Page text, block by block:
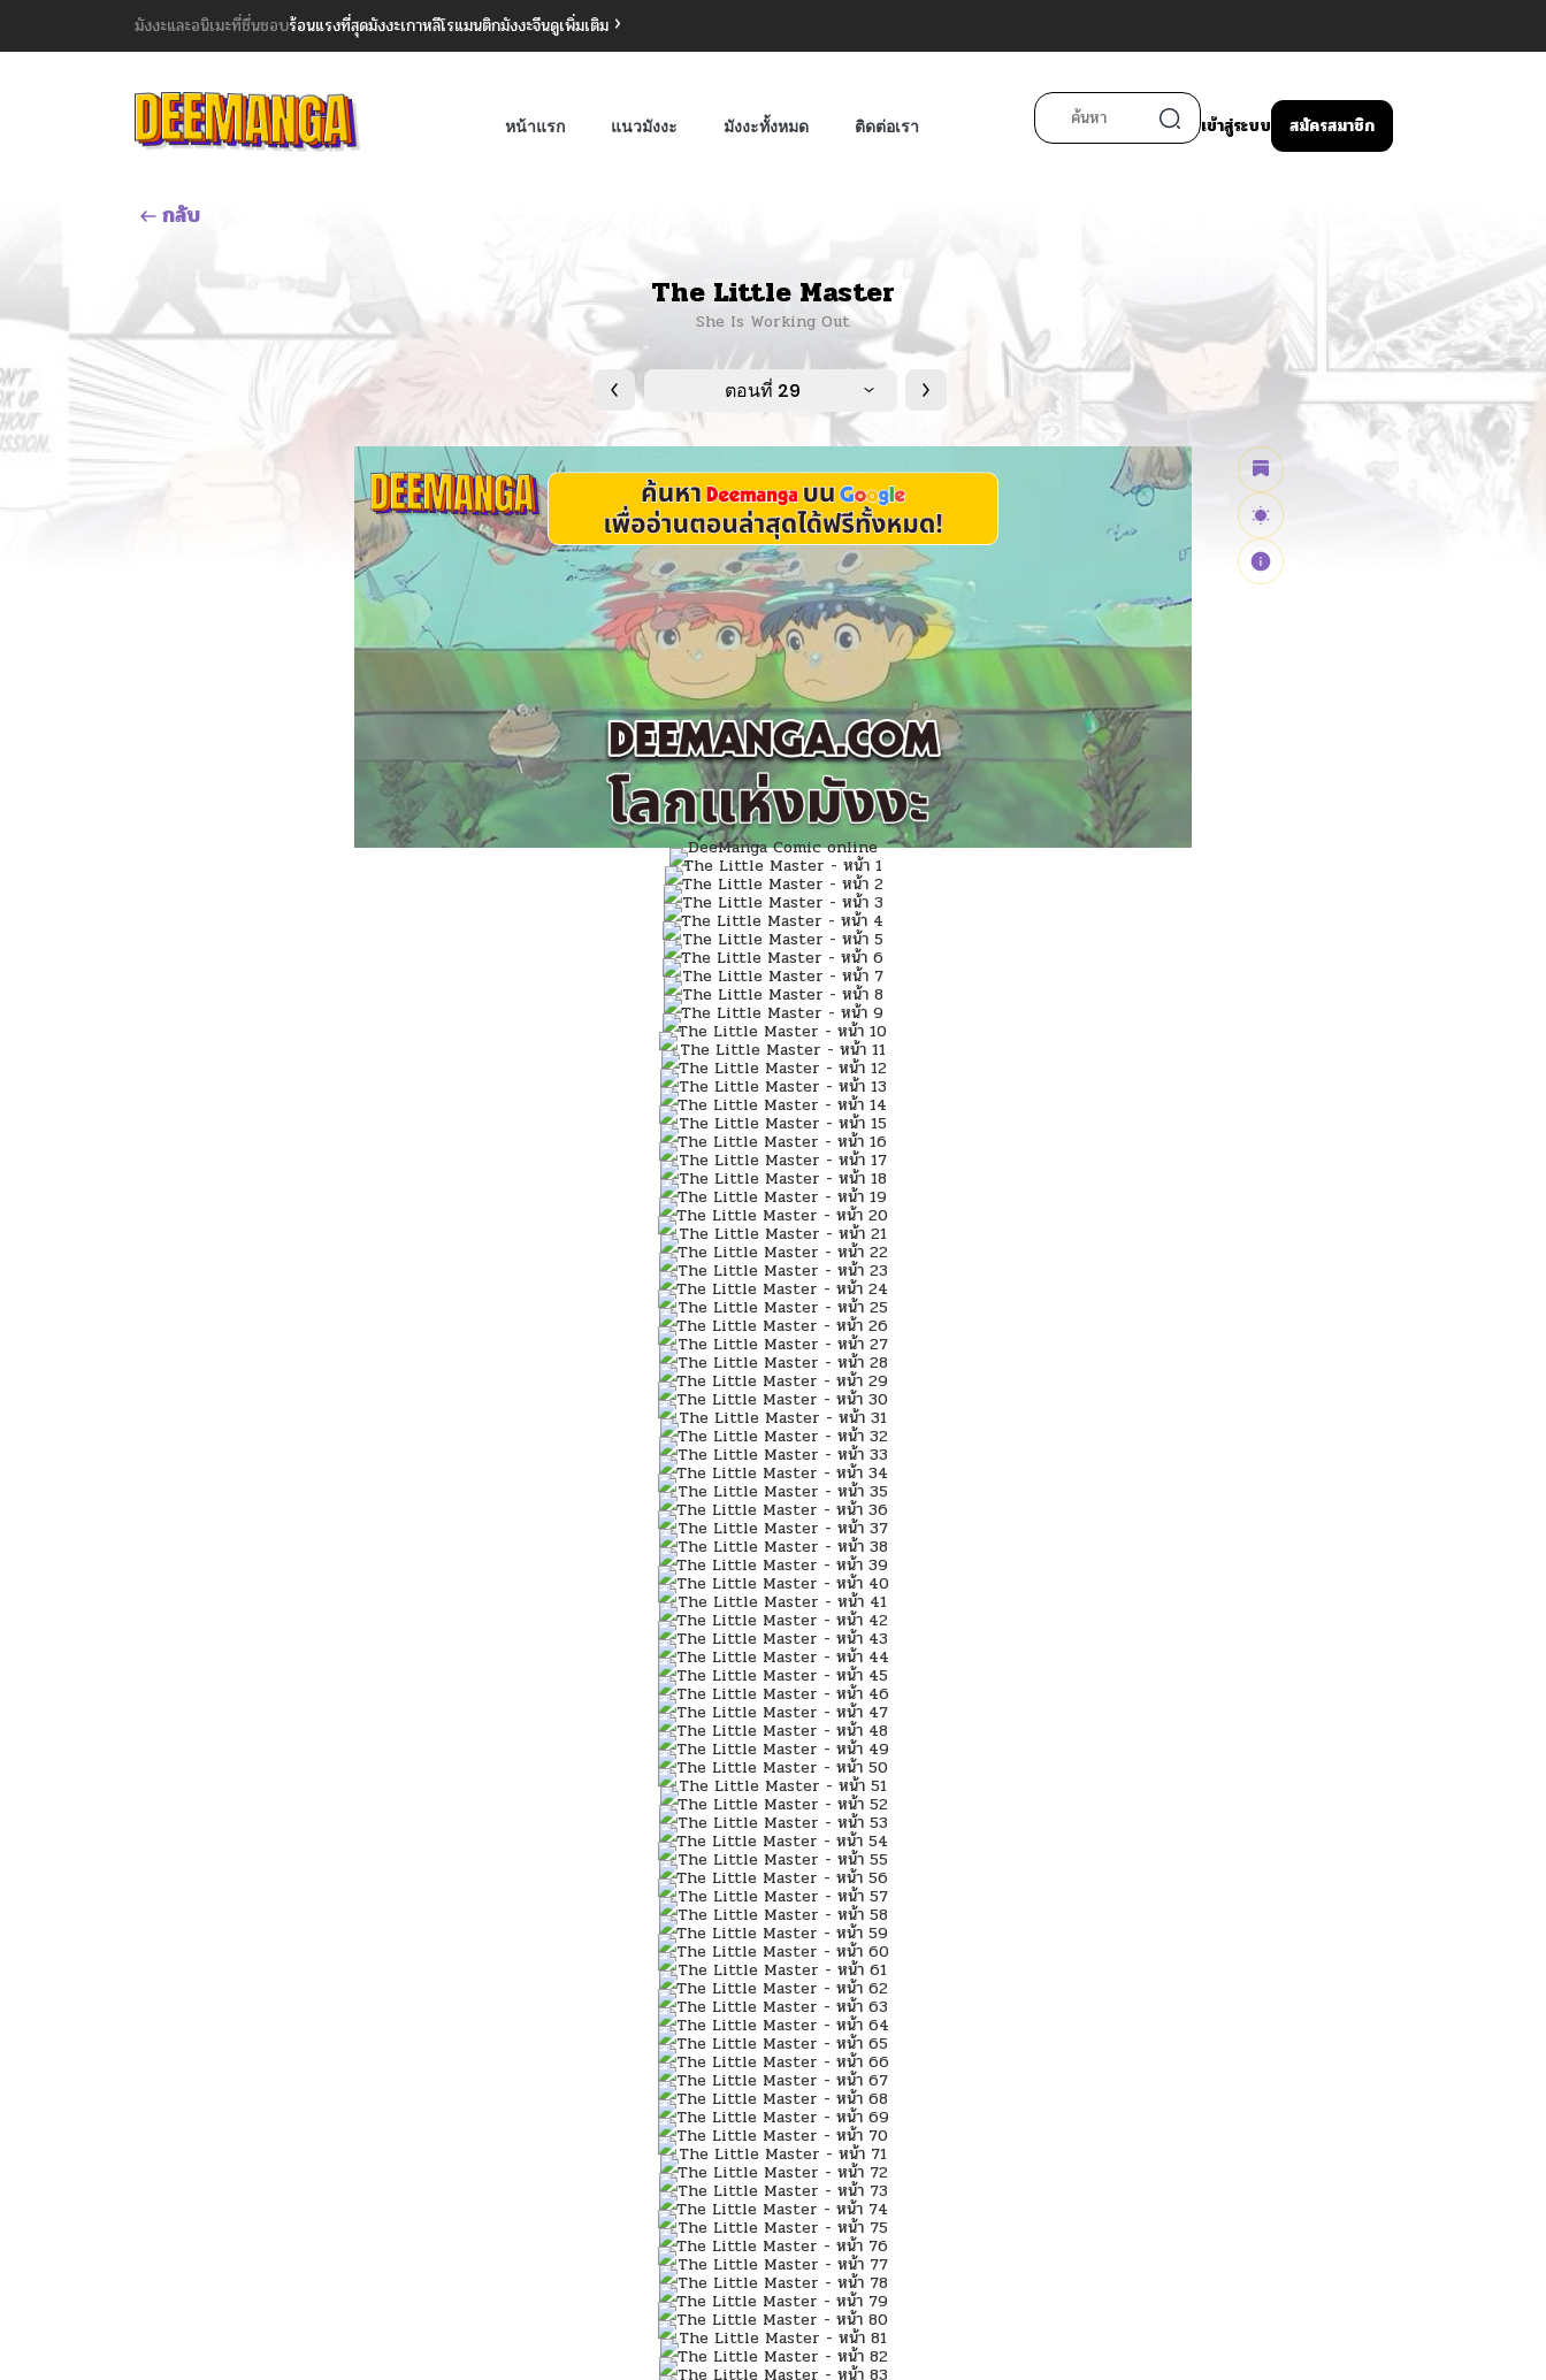
มังงะและอนิเมะที่ชื่นชอบร้อนแรงที่สุดมังงะเกาหลีโรแมนติกมังงะจีนดูเพิ่มเติม
หน้าแรก แนวมังงะ มังงะทั้งหมด ติดต่อเรา เข้าสู่ระบบ สมัครสมาชิก
กลับ
The Little Master
She Is Working Out
ตอนที่ 29